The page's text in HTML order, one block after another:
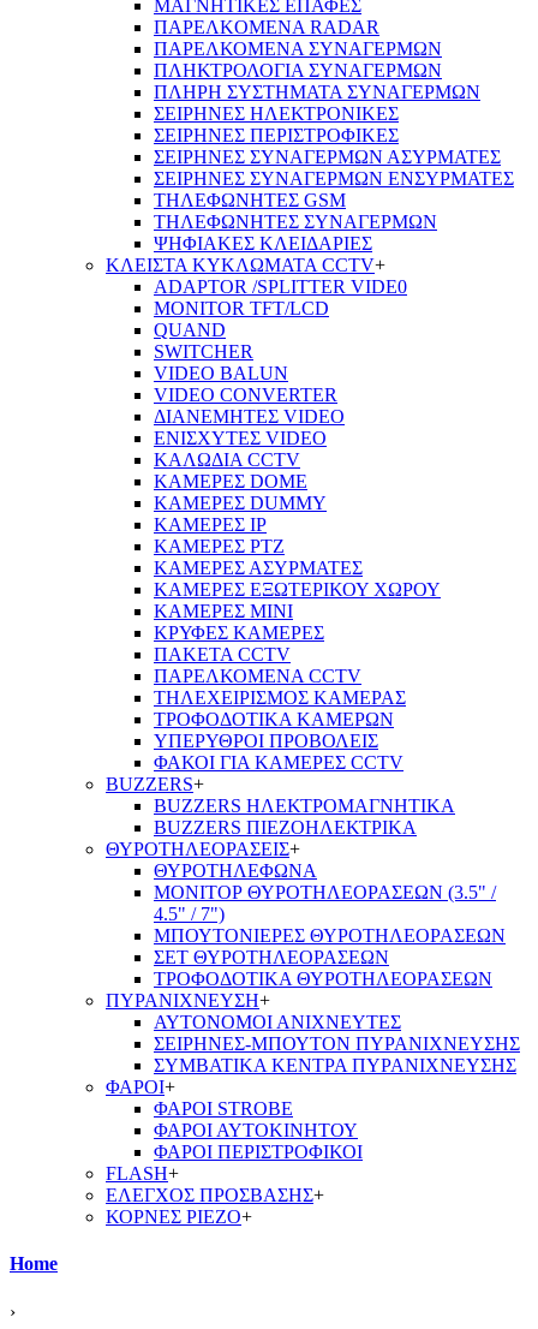
ΜΑΓΝΗΤΙΚΕΣ ΕΠΑΦΕΣ
ΠΑΡΕΛΚOΜΕΝΑ RADAR
ΠΑΡΕΛΚΟΜΕΝΑ ΣΥΝΑΓΕΡΜΩΝ
ΠΛΗΚΤΡΟΛΟΓΙΑ ΣΥΝΑΓΕΡΜΩΝ
ΠΛΗΡΗ ΣΥΣΤΗΜΑΤΑ ΣΥΝΑΓΕΡΜΩΝ
ΣΕΙΡΗΝΕΣ ΗΛΕΚΤΡΟΝΙΚΕΣ
ΣΕΙΡΗΝΕΣ ΠΕΡΙΣΤΡΟΦΙΚΕΣ
ΣΕΙΡΗΝΕΣ ΣΥΝΑΓΕΡΜΩΝ ΑΣΥΡΜΑΤΕΣ
ΣΕΙΡΗΝΕΣ ΣΥΝΑΓΕΡΜΩΝ ΕΝΣΥΡΜΑΤΕΣ
ΤΗΛΕΦΩΝΗΤΕΣ GSM
ΤΗΛΕΦΩΝΗΤΕΣ ΣΥΝΑΓΕΡΜΩΝ
ΨΗΦΙΑΚΕΣ ΚΛΕΙΔΑΡΙΕΣ
ΚΛΕΙΣΤΑ ΚΥΚΛΩΜΑΤΑ CCTV+
ADAPTOR /SPLITTER VIDE0
MONITOR TFT/LCD
QUAND
SWITCHER
VIDEO BALUN
VIDEO CONVERTER
ΔΙΑΝΕΜΗΤΕΣ VIDEO
ΕΝΙΣΧΥΤΕΣ VIDEO
ΚΑΛΩΔΙΑ CCTV
ΚΑΜΕΡΕΣ DOME
ΚΑΜΕΡΕΣ DUMMY
ΚΑΜΕΡΕΣ IP
ΚΑΜΕΡΕΣ PTZ
ΚΑΜΕΡΕΣ ΑΣΥΡΜΑΤΕΣ
ΚΑΜΕΡΕΣ ΕΞΩΤΕΡΙΚΟΥ ΧΩΡΟΥ
ΚΑΜΕΡΕΣ ΜΙΝΙ
ΚΡΥΦΕΣ ΚΑΜΕΡΕΣ
ΠΑΚΕΤΑ CCTV
ΠΑΡΕΛΚΟΜΕΝΑ CCTV
ΤΗΛΕΧΕΙΡΙΣΜΟΣ ΚΑΜΕΡΑΣ
ΤΡΟΦΟΔΟΤΙΚΑ ΚΑΜΕΡΩΝ
ΥΠΕΡΥΘΡΟΙ ΠΡΟΒΟΛΕΙΣ
ΦΑΚΟΙ ΓΙΑ ΚΑΜΕΡΕΣ CCTV
BUZZERS+
BUZZERS ΗΛΕΚΤΡΟΜΑΓΝΗΤΙΚΑ
BUZZERS ΠΙΕΖΟΗΛΕΚΤΡΙΚΑ
ΘΥΡΟΤΗΛΕΟΡΑΣΕΙΣ+
ΘΥΡΟΤΗΛΕΦΩΝΑ
ΜΟΝΙΤΟΡ ΘΥΡΟΤΗΛΕΟΡΑΣΕΩΝ (3.5" /
4.5" / 7")
ΜΠΟΥΤΟΝΙΕΡΕΣ ΘΥΡΟΤΗΛΕΟΡΑΣΕΩΝ
ΣΕΤ ΘΥΡΟΤΗΛΕΟΡΑΣΕΩΝ
ΤΡΟΦΟΔΟΤΙΚΑ ΘΥΡΟΤΗΛΕΟΡΑΣΕΩΝ
ΠΥΡΑΝΙΧΝΕΥΣΗ+
ΑΥΤΟΝΟΜΟΙ ΑΝΙΧΝΕΥΤΕΣ
ΣΕΙΡΗΝΕΣ-ΜΠΟΥΤΟΝ ΠΥΡΑΝΙΧΝΕΥΣΗΣ
ΣΥΜΒΑΤΙΚΑ ΚΕΝΤΡΑ ΠΥΡΑΝΙΧΝΕΥΣΗΣ
ΦΑΡΟΙ+
ΦΑΡΟΙ STROBE
ΦΑΡΟΙ ΑΥΤΟΚΙΝΗΤΟΥ
ΦΑΡΟΙ ΠΕΡΙΣΤΡΟΦΙΚΟΙ
FLASH+
ΕΛΕΓΧΟΣ ΠΡΟΣΒΑΣΗΣ+
ΚΟΡΝΕΣ PIEZO+
Home
›